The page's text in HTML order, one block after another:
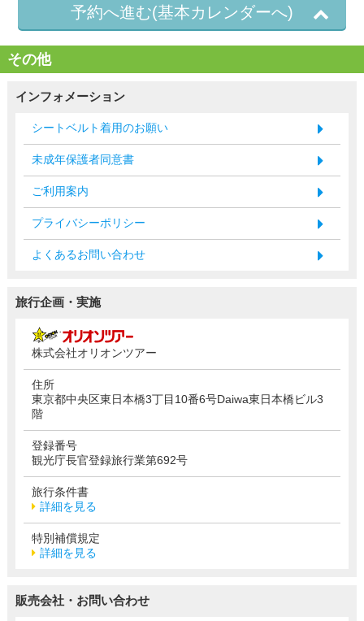
予約へ進む(基本カレンダーへ)
その他
インフォメーション
シートベルト着用のお願い
未成年保護者同意書
ご利用案内
プライバシーポリシー
よくあるお問い合わせ
旅行企画・実施
株式会社オリオンツアー
住所
東京都中央区東日本橋3丁目10番6号Daiwa東日本橋ビル3
階
登録番号
観光庁長官登録旅行業第692号
旅行条件書
詳細を見る
特別補償規定
詳細を見る
販売会社・お問い合わせ